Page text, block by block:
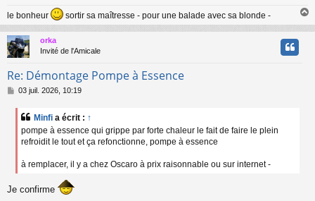
le bonheur sortir sa maîtresse - pour une balade avec sa blonde -
a
u
orka
Invité de l'Amicale
Re: Démontage Pompe à Essence
M
03 juil. 2026, 10:19
Minfi a écrit : ↑
pompe à essence qui grippe par forte chaleur le fait de faire le plein
refroidit le tout et ça refonctionne, pompe à essence
à remplacer, il y a chez Oscaro à prix raisonnable ou sur internet -
Je confirme